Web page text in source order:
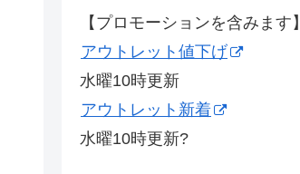
【プロモーションを含みます】
アウトレット値下げ
水曜10時更新
アウトレット新着
水曜10時更新?